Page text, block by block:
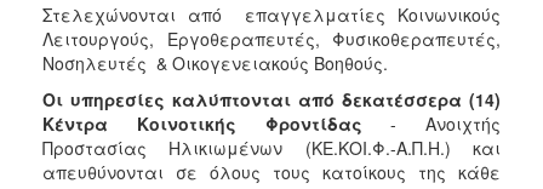
Κοινοτικής
Φροντίδας
(Κ.Α.Π.Η.)
Φιλοσοφία
Θεσμού
Κέντρα
Στελεχώνονται από επαγγελματίες Κοινωνικούς
Λειτουργούς, Εργοθεραπευτές, Φυσικοθεραπευτές,
Νοσηλευτές & Οικογενειακούς Βοηθούς.
Οι υπηρεσίες καλύπτονται από δεκατέσσερα (14)
Κέντρα Κοινοτικής Φροντίδας - Ανοιχτής
Προστασίας Ηλικιωμένων (ΚΕ.ΚΟΙ.Φ.-Α.Π.Η.) και
απευθύνονται σε όλους τους κατοίκους της κάθε